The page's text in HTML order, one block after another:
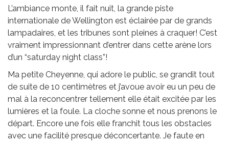
L’ambiance monte, il fait nuit, la grande piste
internationale de Wellington est éclairée par de grands
lampadaires, et les tribunes sont pleines à craquer! C’est
vraiment impressionnant d’entrer dans cette arène lors
d’un “saturday night class”!
Ma petite Cheyenne, qui adore le public, se grandit tout
de suite de 10 centimètres et j’avoue avoir eu un peu de
mal à la reconcentrer tellement elle était excitée par les
lumières et la foule. La cloche sonne et nous prenons le
départ. Encore une fois elle franchit tous les obstacles
avec une facilité presque déconcertante. Je faute en